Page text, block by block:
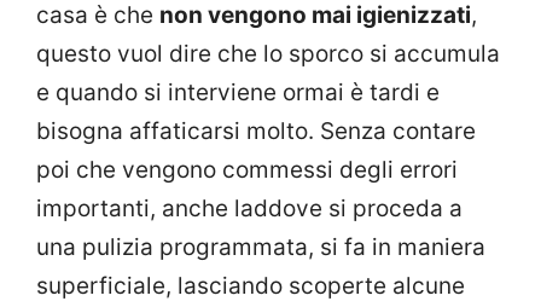
casa è che non vengono mai igienizzati,
questo vuol dire che lo sporco si accumula
e quando si interviene ormai è tardi e
bisogna affaticarsi molto. Senza contare
poi che vengono commessi degli errori
importanti, anche laddove si proceda a
una pulizia programmata, si fa in maniera
superficiale, lasciando scoperte alcune